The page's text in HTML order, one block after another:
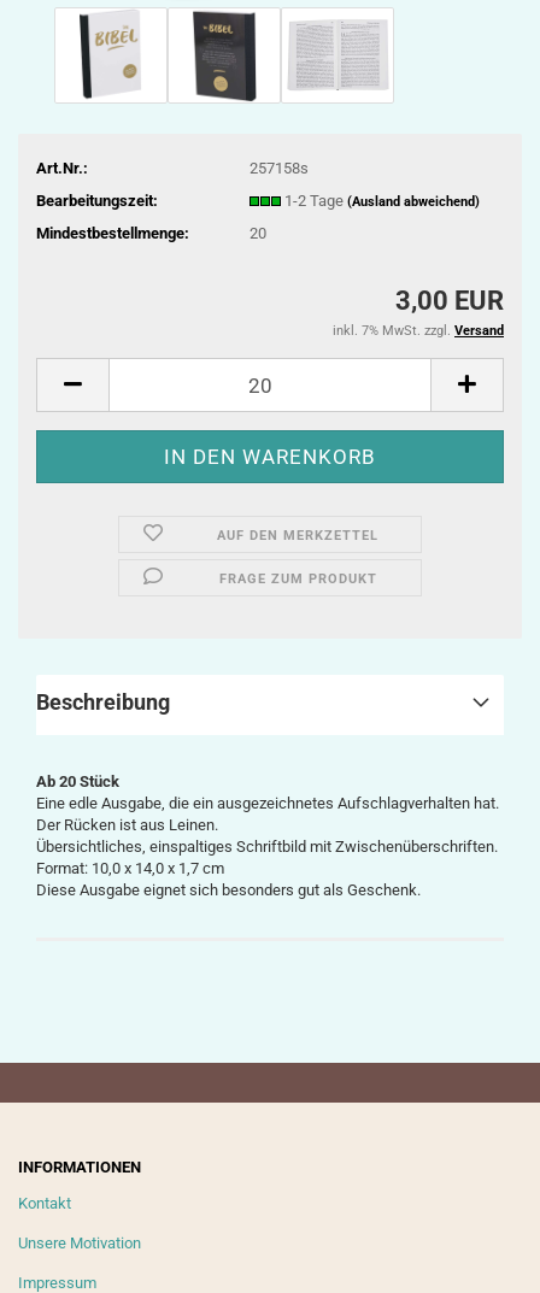
Art.Nr.:
257158s
Bearbeitungszeit:
1-2 Tage (Ausland abweichend)
Mindestbestellmenge: 20
3,00 EUR
inkl. 7% MwSt. zzgl. Versand
AUF DEN MERKZETTEL
FRAGE ZUM PRODUKT
Beschreibung
Ab 20 Stück
Eine edle Ausgabe, die ein ausgezeichnetes Aufschlagverhalten hat.
Der Rücken ist aus Leinen.
Übersichtliches, einspaltiges Schriftbild mit Zwischenüberschriften.
Format: 10,0 x 14,0 x 1,7 cm
Diese Ausgabe eignet sich besonders gut als Geschenk.
INFORMATIONEN
Kontakt
Unsere Motivation
Impressum